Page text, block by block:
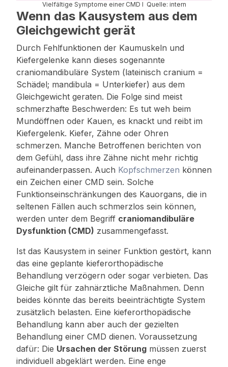
Vielfältige Symptome einer CMD I Quelle: intern
Wenn das Kausystem aus dem
Gleichgewicht gerät
Durch Fehlfunktionen der Kaumuskeln und
Kiefergelenke kann dieses sogenannte
craniomandibuläre System (lateinisch cranium =
Schädel; mandibula = Unterkiefer) aus dem
Gleichgewicht geraten. Die Folge sind meist
schmerzhafte Beschwerden: Es tut weh beim
Mundöffnen oder Kauen, es knackt und reibt im
Kiefergelenk. Kiefer, Zähne oder Ohren
schmerzen. Manche Betroffenen berichten von
dem Gefühl, dass ihre Zähne nicht mehr richtig
aufeinanderpassen. Auch Kopfschmerzen können
ein Zeichen einer CMD sein. Solche
Funktionseinschränkungen des Kauorgans, die in
seltenen Fällen auch schmerzlos sein können,
werden unter dem Begriff craniomandibuläre
Dysfunktion (CMD) zusammengefasst.
Ist das Kausystem in seiner Funktion gestört, kann
das eine geplante kieferorthopädische
Behandlung verzögern oder sogar verbieten. Das
Gleiche gilt für zahnärztliche Maßnahmen. Denn
beides könnte das bereits beeinträchtigte System
zusätzlich belasten. Eine kieferorthopädische
Behandlung kann aber auch der gezielten
Behandlung einer CMD dienen. Voraussetzung
dafür: Die Ursachen der Störung müssen zuerst
individuell abgeklärt werden. Eine enge